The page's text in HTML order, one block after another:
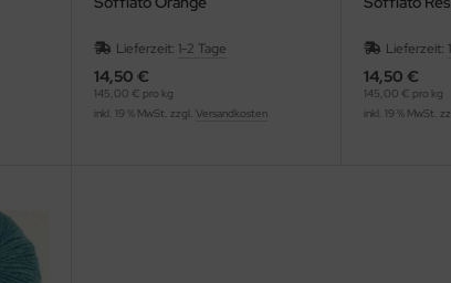
Lieferzeit:1-2 Tage
14,50 €
145,00 € pro kg
inkl. 19 % MwSt. zzgl.Versandkosten
Lieferzeit:
14,50 €
145,00 € pro kg
inkl. 19 % MwSt.